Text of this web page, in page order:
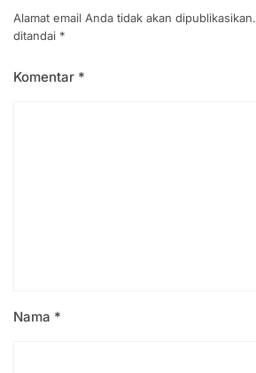
Alamat email Anda tidak akan dipublikasikan.
ditandai *
Komentar *
Nama *